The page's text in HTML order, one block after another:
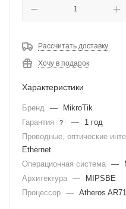
Рассчитать доставку
Хочу в подарок
Характеристики
Бренд —
MikroTik
Гарантия
? —
1 год
Проводные, оптические
Ethernet
Операционная система —
Архитектура —
MIPSBE
Процессор — Atheros